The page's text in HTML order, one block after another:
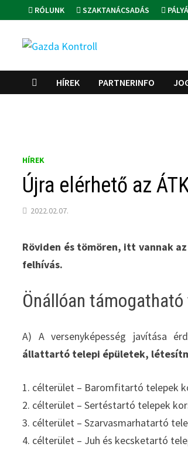
to
content
RÓLUNK SZAKTANÁCSADÁS
HÍREK PARTNERINFO
HÍREK
Újra elérhető az
2022.02.07.
Röviden és tömören, itt vannak
felhívás.
Önállóan
A) A versenyképesség javítása
állattartó telepi épületek,
1. célterület – Baromfitartó telepek
2. célterület – Sertéstartó telepek
3. célterület – Szarvasmarhatartó
4. célterület – Juh és kecsketartó